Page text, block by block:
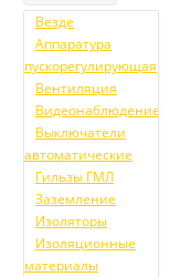
Везде
Аппаратура
пускорегулирующая
Вентиляция
Видеонаблюдение
Выключатели
автоматические
Гильзы ГМЛ
Заземление
Изоляторы
Изоляционные
материалы